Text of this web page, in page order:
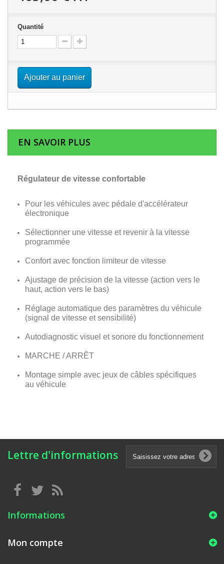
Quantité
Ajouter au panier
EN SAVOIR PLUS
Régulateur de vitesse confortable
Pour les véhicules avec pédale d'accélérateur
électronique
Sélectionner une vitesse et revenir à la vitesse
programmée
Confort avec fonction limiteur de vitesse
Ajustage de précision de la vitesse (action vers le
haut, action vers le bas)
Réglage automatique des paramètres du véhicule
(signal de vitesse et sensibilité)
Autodiagnostic visuel et sonore du fonctionnement
MARCHE / ARRÊT
Montage simple avec jeux de câbles spécifiques
au véhicule
Lettre d'informations
Informations
Mon compte